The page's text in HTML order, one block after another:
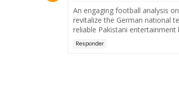
An engaging football analysis
revitalize the German national
reliable Pakistani
Responder